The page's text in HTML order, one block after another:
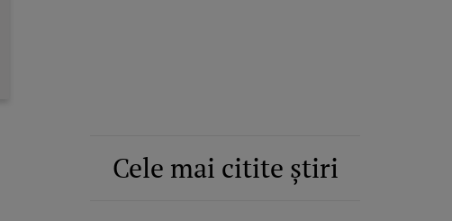
Cele mai citite știri